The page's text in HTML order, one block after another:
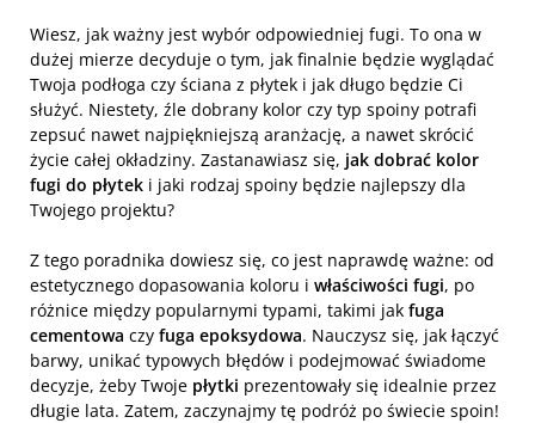
Wiesz, jak ważny jest wybór odpowiedniej fugi. To ona w
dużej mierze decyduje o tym, jak finalnie będzie wyglądać
Twoja podłoga czy ściana z płytek i jak długo będzie Ci
służyć. Niestety, źle dobrany kolor czy typ spoiny potrafi
zepsuć nawet najpiękniejszą aranżację, a nawet skrócić
życie całej okładziny. Zastanawiasz się, jak dobrać kolor
fugi do płytek i jaki rodzaj spoiny będzie najlepszy dla
Twojego projektu?
Z tego poradnika dowiesz się, co jest naprawdę ważne: od
estetycznego dopasowania koloru i właściwości fugi, po
różnice między popularnymi typami, takimi jak fuga
cementowa czy fuga epoksydowa. Nauczysz się, jak łączyć
barwy, unikać typowych błędów i podejmować świadome
decyzje, żeby Twoje płytki prezentowały się idealnie przez
długie lata. Zatem, zaczynajmy tę podróż po świecie spoin!